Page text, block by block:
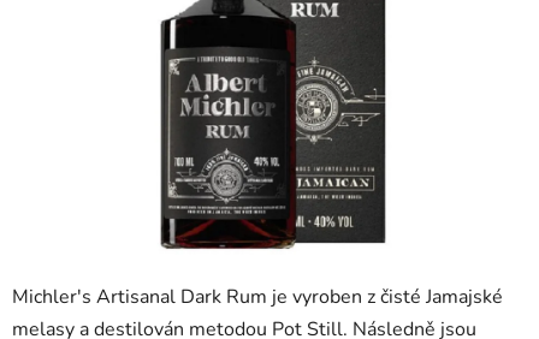
Michler's Artisanal Dark Rum je vyroben z čisté Jamajské
melasy a destilován metodou Pot Still. Následně jsou